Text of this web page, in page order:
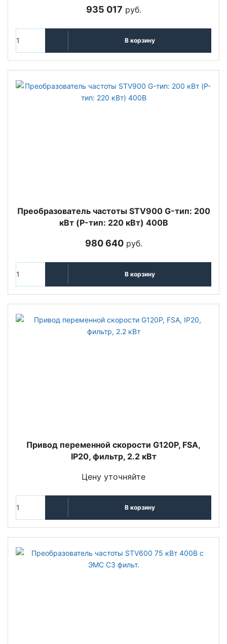
935 017 руб.
В корзину
Преобразователь частоты STV900 G-тип: 200
кВт (P-тип: 220 кВт) 400В
980 640руб.
В корзину
Привод переменной скорости G120P, FSA,
IP20, фильтр, 2.2 кВт
Цену уточняйте
В корзину